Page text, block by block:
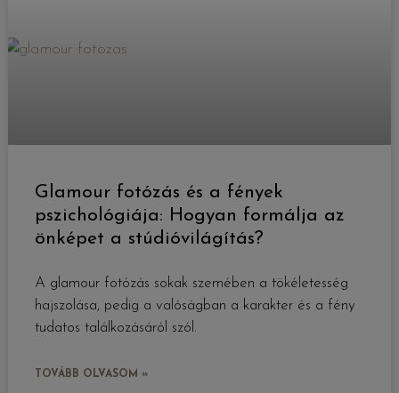
Glamour fotózás és a fények
pszichológiája: Hogyan formálja az
önképet a stúdióvilágítás?
A glamour fotózás sokak szemében a tökéletesség
hajszolása, pedig a valóságban a karakter és a fény
tudatos találkozásáról szól.
TOVÁBB OLVASOM »